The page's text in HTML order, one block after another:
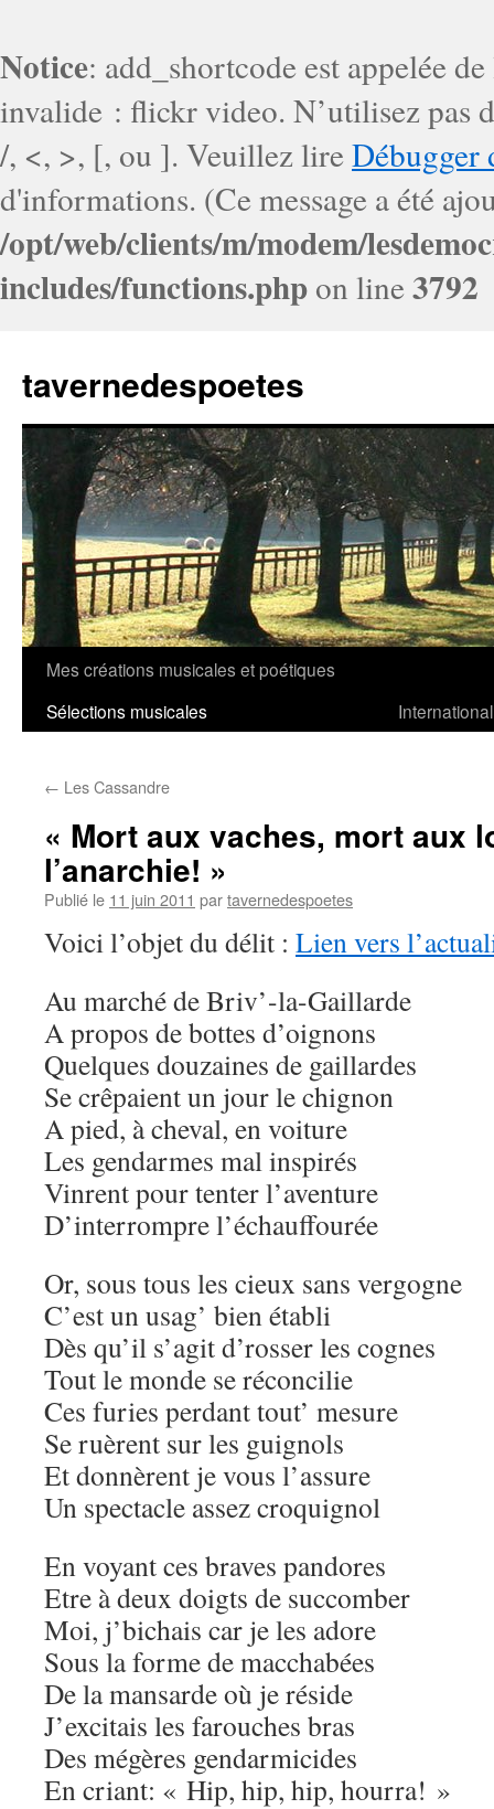
Notice: add_shortcode est appelée
invalide : flickr video. N’utilisez pas
/, <, >, [, ou ]. Veuillez lireDébugger
d'informations. (Ce message a été
/opt/web/clients/m/modem/
includes/functions.php on line3792
tavernedespoetes
Aller
au
Mes créations musicales et poétiques
Sélections musicales
International
← Les Cassandre
« Mort aux vaches, mort aux
l’anarchie! »
Publié le 11 juin 2011 partavernedespoetes
Voici l’objet du délit : Lien vers
Au marché de Briv’-la-Gaillarde
A propos de bottes d’oignons
Quelques douzaines de gaillardes
Se crêpaient un jour le chignon
A pied, à cheval, en voiture
Les gendarmes mal inspirés
Vinrent pour tenter l’aventure
D’interrompre l’échauffourée
Or, sous tous les cieux sans vergogne
C’est un usag’ bien établi
Dès qu’il s’agit d’rosser les cognes
Tout le monde se réconcilie
Ces furies perdant tout’ mesure
Se ruèrent sur les guignols
Et donnèrent je vous l’assure
Un spectacle assez croquignol
En voyant ces braves pandores
Etre à deux doigts de succomber
Moi, j’bichais car je les adore
Sous la forme de macchabées
De la mansarde où je réside
J’excitais les farouches bras
Des mégères gendarmicides
En criant: « Hip, hip, hip, hourra! »